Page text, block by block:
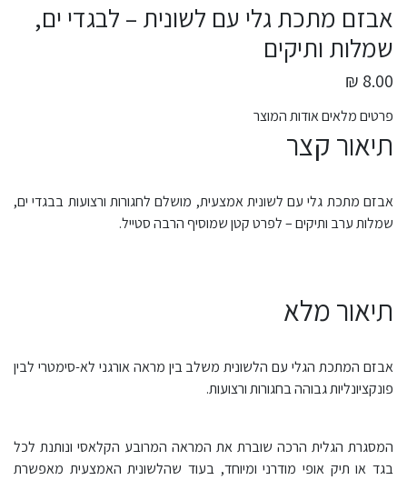
אבזם מתכת גלי עם לשונית – לבגדי ים,
שמלות ותיקים
8.00 ₪
פרטים מלאים אודות המוצר
תיאור קצר
אבזם מתכת גלי עם לשונית אמצעית, מושלם לחגורות ורצועות בבגדי ים,
שמלות ערב ותיקים – לפרט קטן שמוסיף הרבה סטייל.
תיאור מלא
אבזם המתכת הגלי עם הלשונית משלב בין מראה אורגני לא-סימטרי לבין
פונקציונליות גבוהה בחגורות ורצועות.
המסגרת הגלית הרכה שוברת את המראה המרובע הקלאסי ונותנת לכל
בגד או תיק אופי מודרני ומיוחד, בעוד שהלשונית האמצעית מאפשרת